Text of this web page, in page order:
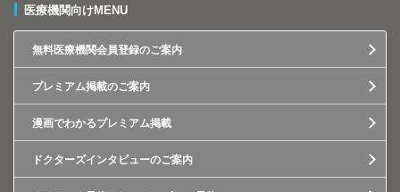
医療機関向けMENU
無料医療機関会員登録のご案内
プレミアム掲載のご案内
漫画でわかるプレミアム掲載
ドクターズインタビューのご案内